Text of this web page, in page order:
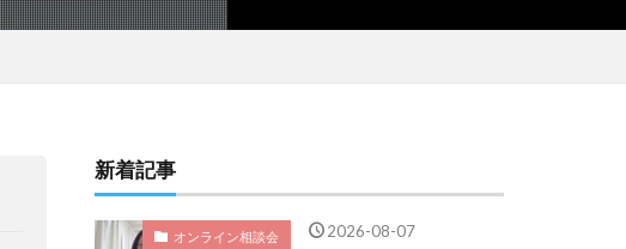
新着記事
オンライン相談会 2026-08-07